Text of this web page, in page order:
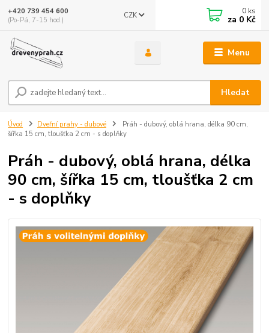
Menu
CZK
Hledat
+420 739 454 600
(Po-Pá, 7-15 hod.)
0 ks
za 0 Kč
Úvod Dveřní prahy - dubové
Práh - dubový, oblá hrana, délka 90 cm,
šířka 15 cm, tloušťka 2 cm - s doplňky
Práh - dubový, oblá hrana, délka
90 cm, šířka 15 cm, tloušťka 2 cm
- s doplňky